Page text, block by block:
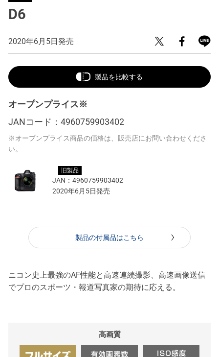
D6
2020年6月5日発売
製品を比較する
オープンプライス※
JANコード： 4960759903402
※オープンプライス商品の価格は、販売店にお問い合わせくださ
い。
旧製品
JAN： 4960759903402
2020年6月5日発売
製品の付属品はこちら
ニコン史上最強のAF性能と高速連続撮影、高速画像送信
でプロのスポーツ・報道写真家の期待に応える。
高画質